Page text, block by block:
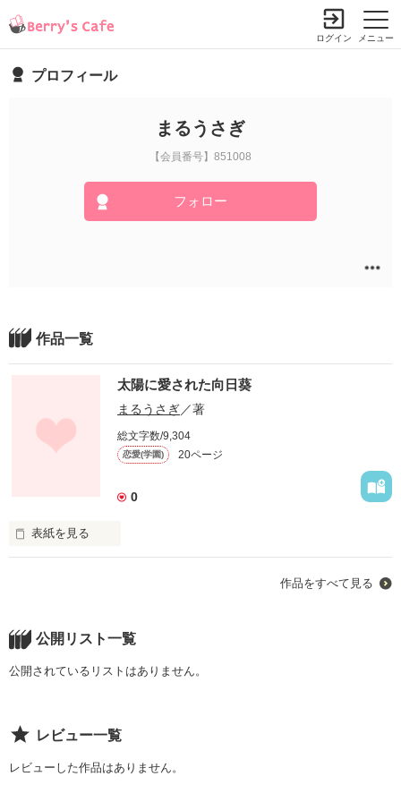
メニュー
ログイン
プロフィール
まるうさぎ
【会員番号】851008
フォロー
作品一覧
太陽に愛された向日葵
まるうさぎ／著
総文字数/9,304
恋愛(学園) 20ページ
0
表紙を見る
腹黒男はわたしの前でだけ、
白くなる。
作品をすべて見る
公開リスト一覧
公開されているリストはありません。
レビュー一覧
レビューした作品はありません。